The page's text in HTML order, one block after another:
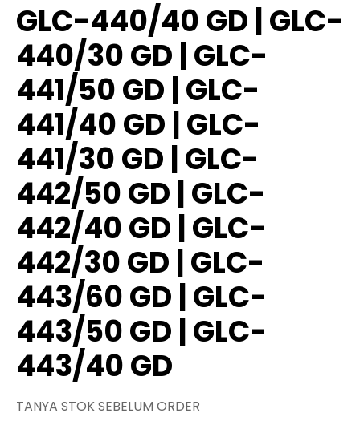
GLC-440/40 GD | GLC-
440/30 GD | GLC-
441/50 GD | GLC-
441/40 GD | GLC-
441/30 GD | GLC-
442/50 GD | GLC-
442/40 GD | GLC-
442/30 GD | GLC-
443/60 GD | GLC-
443/50 GD | GLC-
443/40 GD
TANYA STOK SEBELUM ORDER